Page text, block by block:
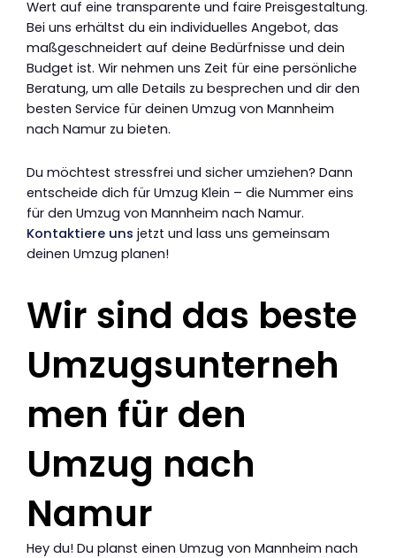
Wert auf eine transparente und faire Preisgestaltung.
Bei uns erhältst du ein individuelles Angebot, das
maßgeschneidert auf deine Bedürfnisse und dein
Budget ist. Wir nehmen uns Zeit für eine persönliche
Beratung, um alle Details zu besprechen und dir den
besten Service für deinen Umzug von Mannheim
nach Namur zu bieten.
Du möchtest stressfrei und sicher umziehen? Dann
entscheide dich für Umzug Klein – die Nummer eins
für den Umzug von Mannheim nach Namur.
Kontaktiere uns jetzt und lass uns gemeinsam
deinen Umzug planen!
Wir sind das beste
Umzugsunterneh
men für den
Umzug nach
Namur
Hey du! Du planst einen Umzug von Mannheim nach